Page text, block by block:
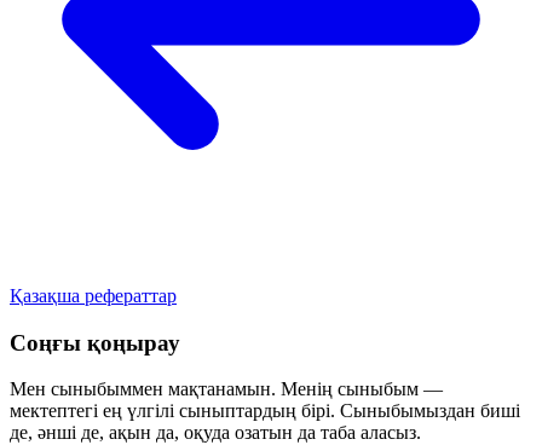
Қазақша рефераттар
Соңғы қоңырау
Мен сыныбыммен мақтанамын. Менің сыныбым —
мектептегі ең үлгілі сыныптардың бірі. Сыныбымыздан биші
де, әнші де, ақын да, оқуда озатын да таба аласыз.